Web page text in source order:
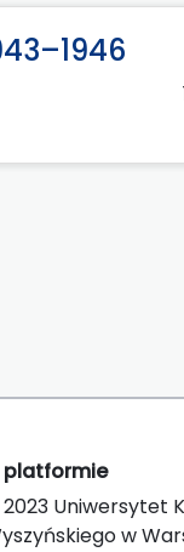
platformie
Uniwersytet
w